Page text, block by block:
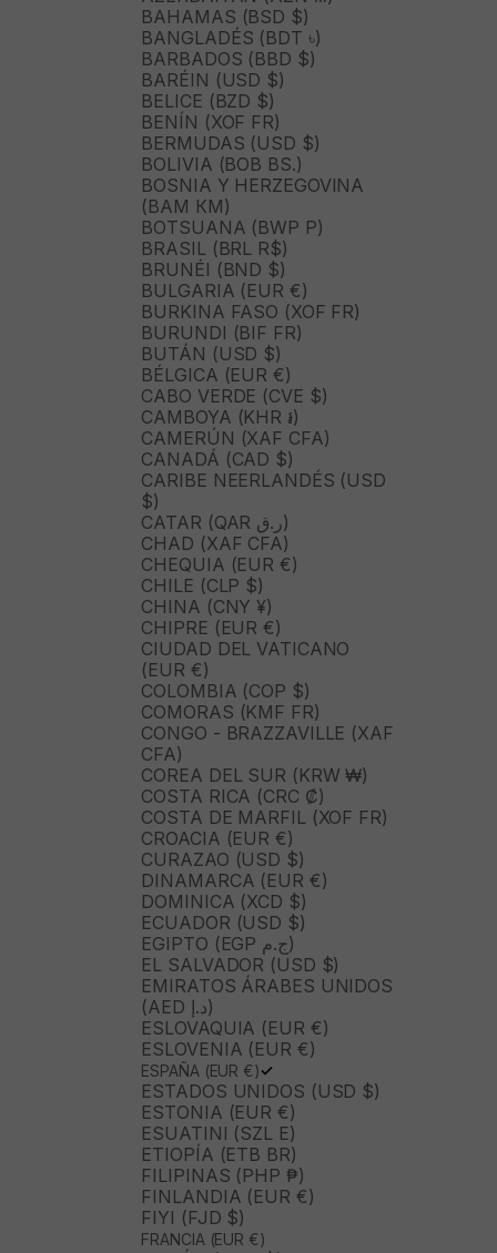
BAHAMAS (BSD $)
BANGLADÉS (BDT ৳)
BARBADOS (BBD $)
BARÉIN (USD $)
BELICE (BZD $)
BENÍN (XOF FR)
BERMUDAS (USD $)
BOLIVIA (BOB BS.)
BOSNIA Y HERZEGOVINA
(BAM КМ)
BOTSUANA (BWP P)
BRASIL (BRL R$)
BRUNÉI (BND $)
BULGARIA (EUR €)
BURKINA FASO (XOF FR)
BURUNDI (BIF FR)
BUTÁN (USD $)
BÉLGICA (EUR €)
CABO VERDE (CVE $)
CAMBOYA (KHR ៛)
CAMERÚN (XAF CFA)
CANADÁ (CAD $)
CARIBE NEERLANDÉS (USD
$)
CATAR (QAR ر.ق)
CHAD (XAF CFA)
CHEQUIA (EUR €)
CHILE (CLP $)
CHINA (CNY ¥)
CHIPRE (EUR €)
CIUDAD DEL VATICANO
(EUR €)
COLOMBIA (COP $)
COMORAS (KMF FR)
CONGO - BRAZZAVILLE (XAF
CFA)
COREA DEL SUR (KRW ₩)
COSTA RICA (CRC ₡)
COSTA DE MARFIL (XOF FR)
CROACIA (EUR €)
CURAZAO (USD $)
DINAMARCA (EUR €)
DOMINICA (XCD $)
ECUADOR (USD $)
EGIPTO (EGP ج.م)
EL SALVADOR (USD $)
EMIRATOS ÁRABES UNIDOS
(AED د.إ)
ESLOVAQUIA (EUR €)
ESLOVENIA (EUR €)
ESPAÑA (EUR €)
ESTADOS UNIDOS (USD $)
ESTONIA (EUR €)
ESUATINI (SZL E)
ETIOPÍA (ETB BR)
FILIPINAS (PHP ₱)
FINLANDIA (EUR €)
FIYI (FJD $)
FRANCIA (EUR €)